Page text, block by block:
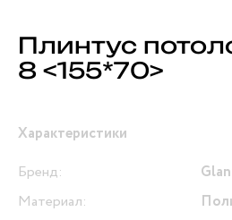
Плинтус
8 <155*70>
Характеристики
Бренд:
Материал: